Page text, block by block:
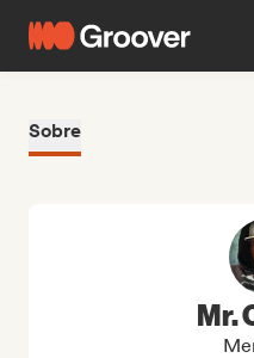
Sobre
Mr.